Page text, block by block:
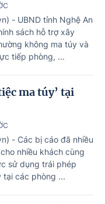
- UBND tỉnh Nghệ An
sách hỗ trợ xây
không ma túy và
tiếp phòng, ...
ma túy’ tại
- Các bị cáo đã nhiều
nhiều khách cùng
sử dụng trái phép
tại các phòng ...